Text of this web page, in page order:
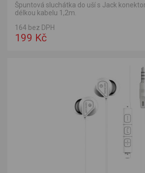
Špuntová sluchátka do uší s Jack
délkou kabelu 1,2m.
164 bez DPH
199 Kč